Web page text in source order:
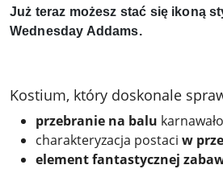
Już teraz możesz stać się ikoną
Wednesday Addams.
Kostium, który doskonale
przebranie na balu
charakteryzacja postaci w
element fantastycznej